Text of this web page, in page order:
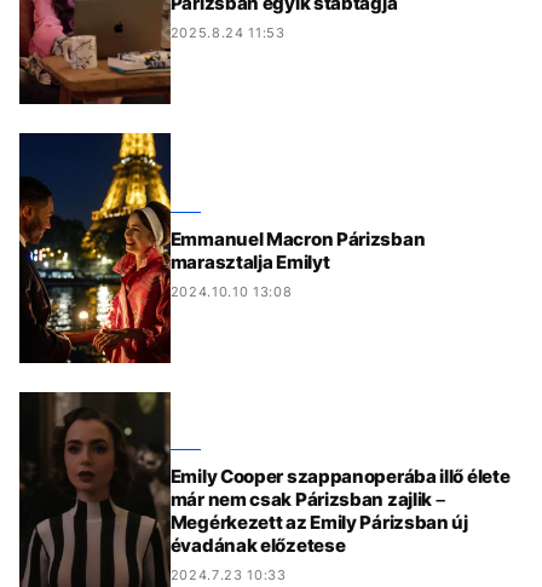
2025.8.24 11:53
Emmanuel Macron Párizsban
marasztalja Emilyt
2024.10.10 13:08
Emily Cooper szappanoperába illő élete
már nem csak Párizsban zajlik –
Megérkezett az Emily Párizsban új
évadának előzetese
2024.7.23 10:33